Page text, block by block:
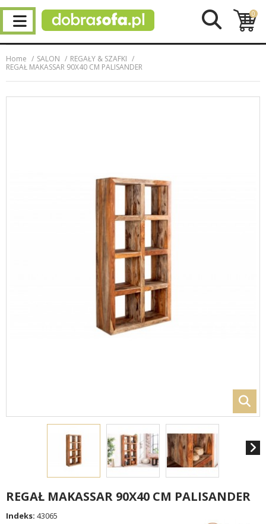
0
Home SALON
REGAŁY & SZAFKI
REGAŁ MAKASSAR 90X40 CM PALISANDER
REGAŁ MAKASSAR 90X40 CM PALISANDER
Indeks: 43065